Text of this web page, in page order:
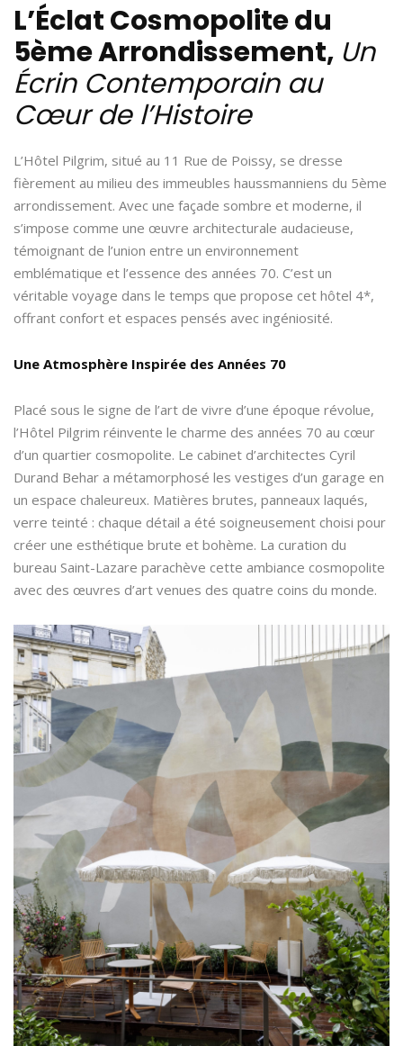
L’Éclat Cosmopolite du
5ème Arrondissement, Un
Écrin Contemporain au
Cœur de l’Histoire
L’Hôtel Pilgrim, situé au 11 Rue de Poissy, se dresse
fièrement au milieu des immeubles haussmanniens du 5ème
arrondissement. Avec une façade sombre et moderne, il
s’impose comme une œuvre architecturale audacieuse,
témoignant de l’union entre un environnement
emblématique et l’essence des années 70. C’est un
véritable voyage dans le temps que propose cet hôtel 4*,
offrant confort et espaces pensés avec ingéniosité.
Une Atmosphère Inspirée des Années 70
Placé sous le signe de l’art de vivre d’une époque révolue,
l’Hôtel Pilgrim réinvente le charme des années 70 au cœur
d’un quartier cosmopolite. Le cabinet d’architectes Cyril
Durand Behar a métamorphosé les vestiges d’un garage en
un espace chaleureux. Matières brutes, panneaux laqués,
verre teinté : chaque détail a été soigneusement choisi pour
créer une esthétique brute et bohème. La curation du
bureau Saint-Lazare parachève cette ambiance cosmopolite
avec des œuvres d’art venues des quatre coins du monde.